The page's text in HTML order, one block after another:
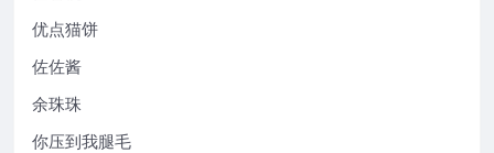
优点猫饼
佐佐酱
余珠珠
你压到我腿毛